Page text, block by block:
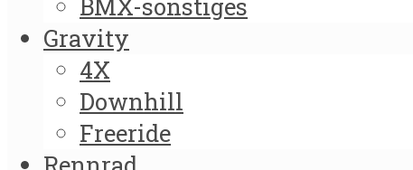
Gravity
4X
Downhill
Freeride